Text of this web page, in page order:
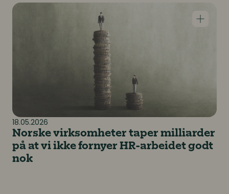
18.05.2026
Norske virksomheter taper milliarder
på at vi ikke fornyer HR-arbeidet godt
nok
Norske virksomheter taper milliarder på at vi ikke